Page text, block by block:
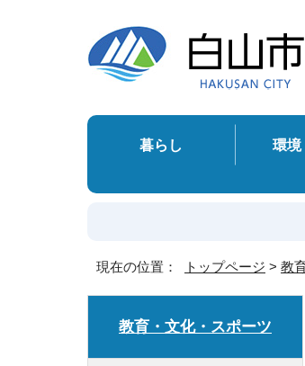
暮らし 環境
現在の位置： トップページ > 教
教育・文化・スポーツ